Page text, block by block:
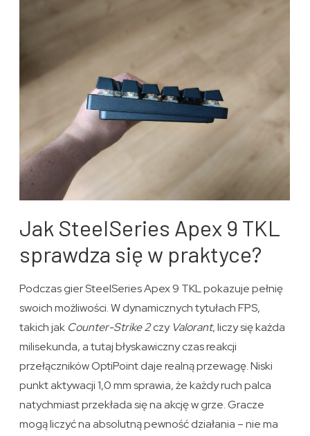
Jak SteelSeries Apex 9 TKL
sprawdza się w praktyce?
Podczas gier SteelSeries Apex 9 TKL pokazuje pełnię
swoich możliwości. W dynamicznych tytułach FPS,
takich jak Counter-Strike 2czy Valorant, liczy się każda
milisekunda, a tutaj błyskawiczny czas reakcji
przełączników OptiPoint daje realną przewagę. Niski
punkt aktywacji 1,0 mm sprawia, że każdy ruch palca
natychmiast przekłada się na akcję w grze. Gracze
mogą liczyć na absolutną pewność działania – nie ma